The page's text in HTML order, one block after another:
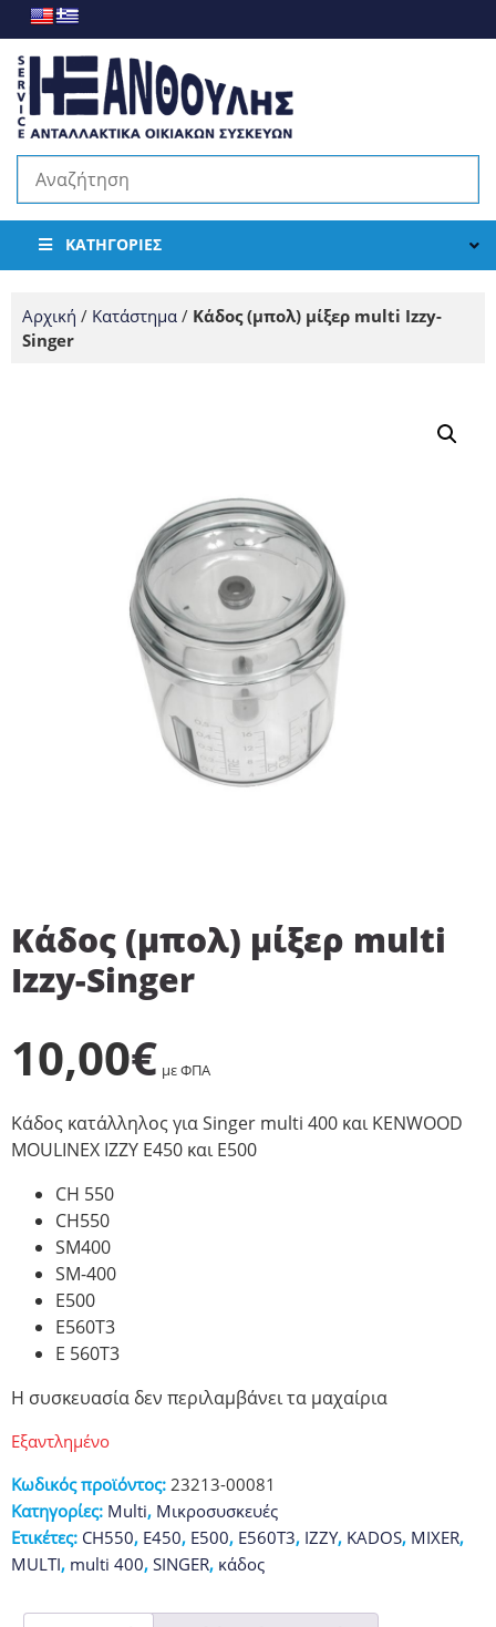
ΚΑΤΗΓΟΡΊΕΣ
Αρχική / Κατάστημα / Κάδος (μπoλ) μίξερ multi Ιzzy-
Singer
Κάδος (μπoλ) μίξερ multi
Ιzzy-Singer
10,00€ με ΦΠΑ
Κάδος κατάλληλος για Singer multi 400 και KENWOOD
MOULINEX IZZY E450 και E500
CH 550
CH550
SM400
SM-400
E500
E560T3
E 560T3
Η συσκευασία δεν περιλαμβάνει τα μαχαίρια
Εξαντλημένο
Κωδικός προϊόντος: 23213-00081
Κατηγορίες: Multi, Μικροσυσκευές
Ετικέτες: CH550, E450, E500, E560T3, IZZY, KADOS, MIXER,
MULTI, multi 400, SINGER, κάδος